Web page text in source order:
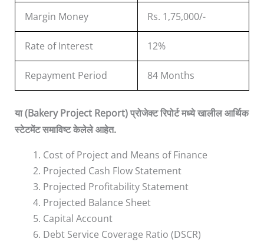
Margin Money Rs. 1,75,000/-
Rate of Interest 12%
Repayment Period 84 Months
या(Bakery Project Report)प्रोजेक्टरिपोर्टमध्येखालीलआर्थिक
स्टेटमेंटसमाविष्टकेलेलेआहेत.
Cost of Project and Means of Finance
Projected Cash Flow Statement
Projected Profitability Statement
Projected Balance Sheet
Capital Account
Debt Service Coverage Ratio (DSCR)